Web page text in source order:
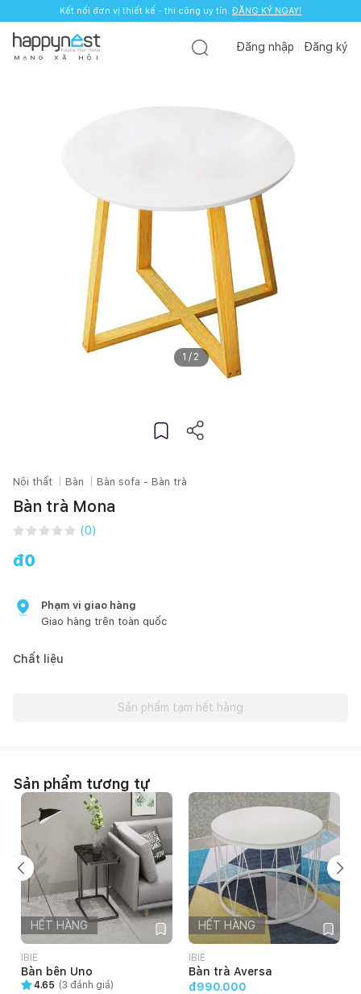
Kết nối đơn vị thiết kế - thi công uy tín. ĐĂNG KÝ NGAY!
M Ạ N G X Ã H Ộ I
Đăng nhập Đăng ký
1 / 2
Nội thất Bàn Bàn sofa - Bàn trà
Bàn trà Mona
(0)
đ0
Phạm vi giao hàng
Giao hàng trên toàn quốc
Chất liệu
Sản phẩm tạm hết hàng
Sản phẩm tương tự
HẾT HÀNG
IBIE
Bàn bên Uno
4.65 (3 đánh giá)
HẾT HÀNG
IBIE
Bàn trà Aversa
đ990.000